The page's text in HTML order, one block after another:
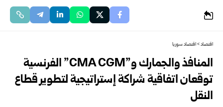
اقتصاد>اقتصاد سوريا
المنافذ والجمارك و”‏CMA CGM‏” الفرنسية
توقعان اتفاقية شراكة ‏إستراتيجية لتطوير قطاع
النقل